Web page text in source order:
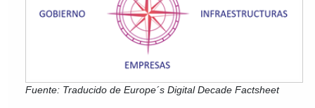
Fuente: Traducido de Europe´s Digital Decade Factsheet